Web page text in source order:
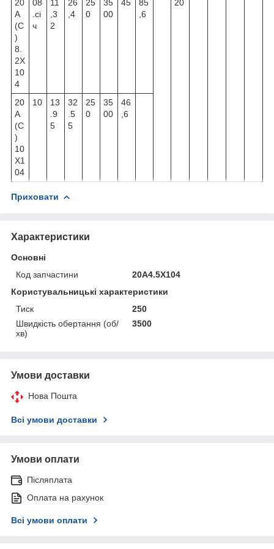
20
А
(С
)
8.
2X
10
4
08
.сі
ч
11
,3
2
26
,4
25
0
35
00
45
85
,6
20
20
А
(С
)
10
X1
04
10
13
.9
5
32
.5
5
25
0
35
00
46
,6
Приховати
Характеристики
Основні
Код запчастини
20A4.5X104
Користувальницькі характеристики
Тиск
250
Швидкість обертання (об/
хв)
3500
Умови доставки
Нова Пошта
Всі умови доставки
Умови оплати
Післяплата
Оплата на рахунок
Всі умови оплати